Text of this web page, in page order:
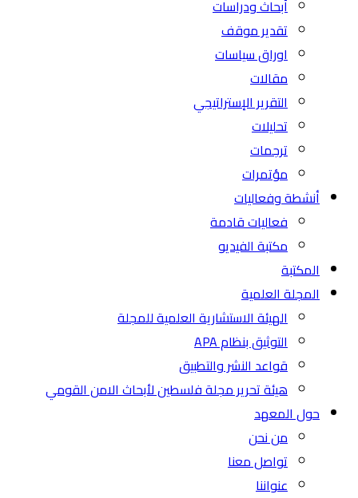
أبحاث ودراسات
تقدير موقف
اوراق سياسات
مقالات
التقرير الإستراتيجي
تحليلات
ترجمات
مؤتمرات
أنشطة وفعاليات
فعاليات قادمة
مكتبة الفيديو
المكتبة
المجلة العلمية
الهيئة الاستشارية العلمية للمجلة
التوثيق بنظام APA
قواعد النشر والتطبيق
هيئة تحرير مجلة فلسطين لأبحاث الامن القومي
حول المعهد
من نحن
تواصل معنا
عنواننا